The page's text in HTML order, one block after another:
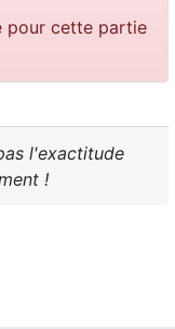
pour cette partie
l'exactitude
!